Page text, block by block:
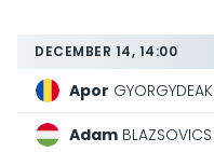
DECEMBER 14, 14:00
Apor GYORGYDEAK
Adam BLAZSOVICS